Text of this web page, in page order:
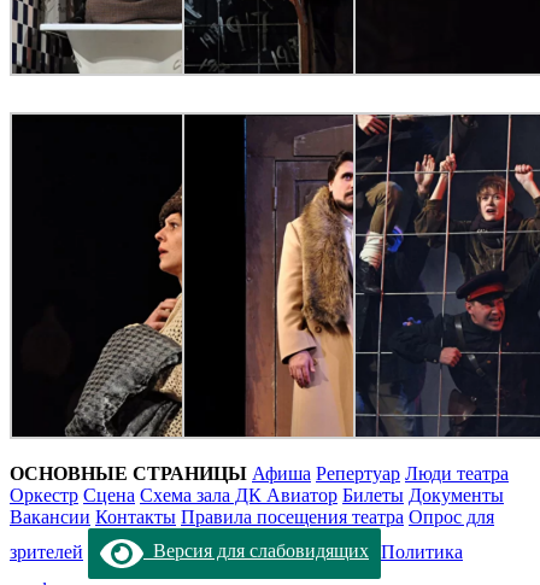
ОСНОВНЫЕ СТРАНИЦЫ Афиша Репертуар Люди театра
Оркестр Сцена Схема зала ДК Авиатор Билеты Документы
Вакансии Контакты Правила посещения театра Опрос для
зрителей
Версия для слабовидящих Политика